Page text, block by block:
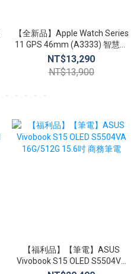
【全新品】Apple Watch Series
11 GPS 46mm (A3333) 智慧手
錶 心臟健康通知 生命徵象 睡眠
追蹤
NT$13,290
NT$13,900
【福利品】【筆電】ASUS
Vivobook S15 OLED S5504VA
16G/512G 15.6吋 商務筆電